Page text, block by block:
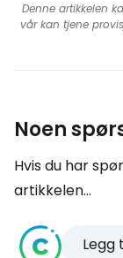
Denne artikkelen
vår kan tjene
Noen
Hvis du har
artikkelen...
Legg